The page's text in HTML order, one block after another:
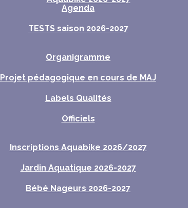
Agenda
TESTS saison 2026-2027
Organigramme
Projet pédagogique en cours de MAJ
Labels Qualités
Officiels
Inscriptions Aquabike 2026/2027
Jardin Aquatique 2026-2027
Bébé Nageurs 2026-2027